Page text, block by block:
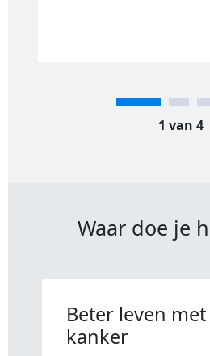
1 van 4
Waar doe je
Beter leven
kanker